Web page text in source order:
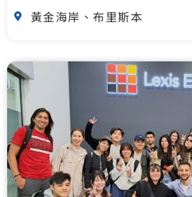
黃金海岸、布里斯本